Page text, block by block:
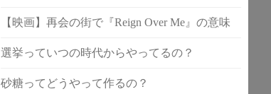
【映画】再会の街で『Reign Over Me』の意味
選挙っていつの時代からやってるの？
砂糖ってどうやって作るの？